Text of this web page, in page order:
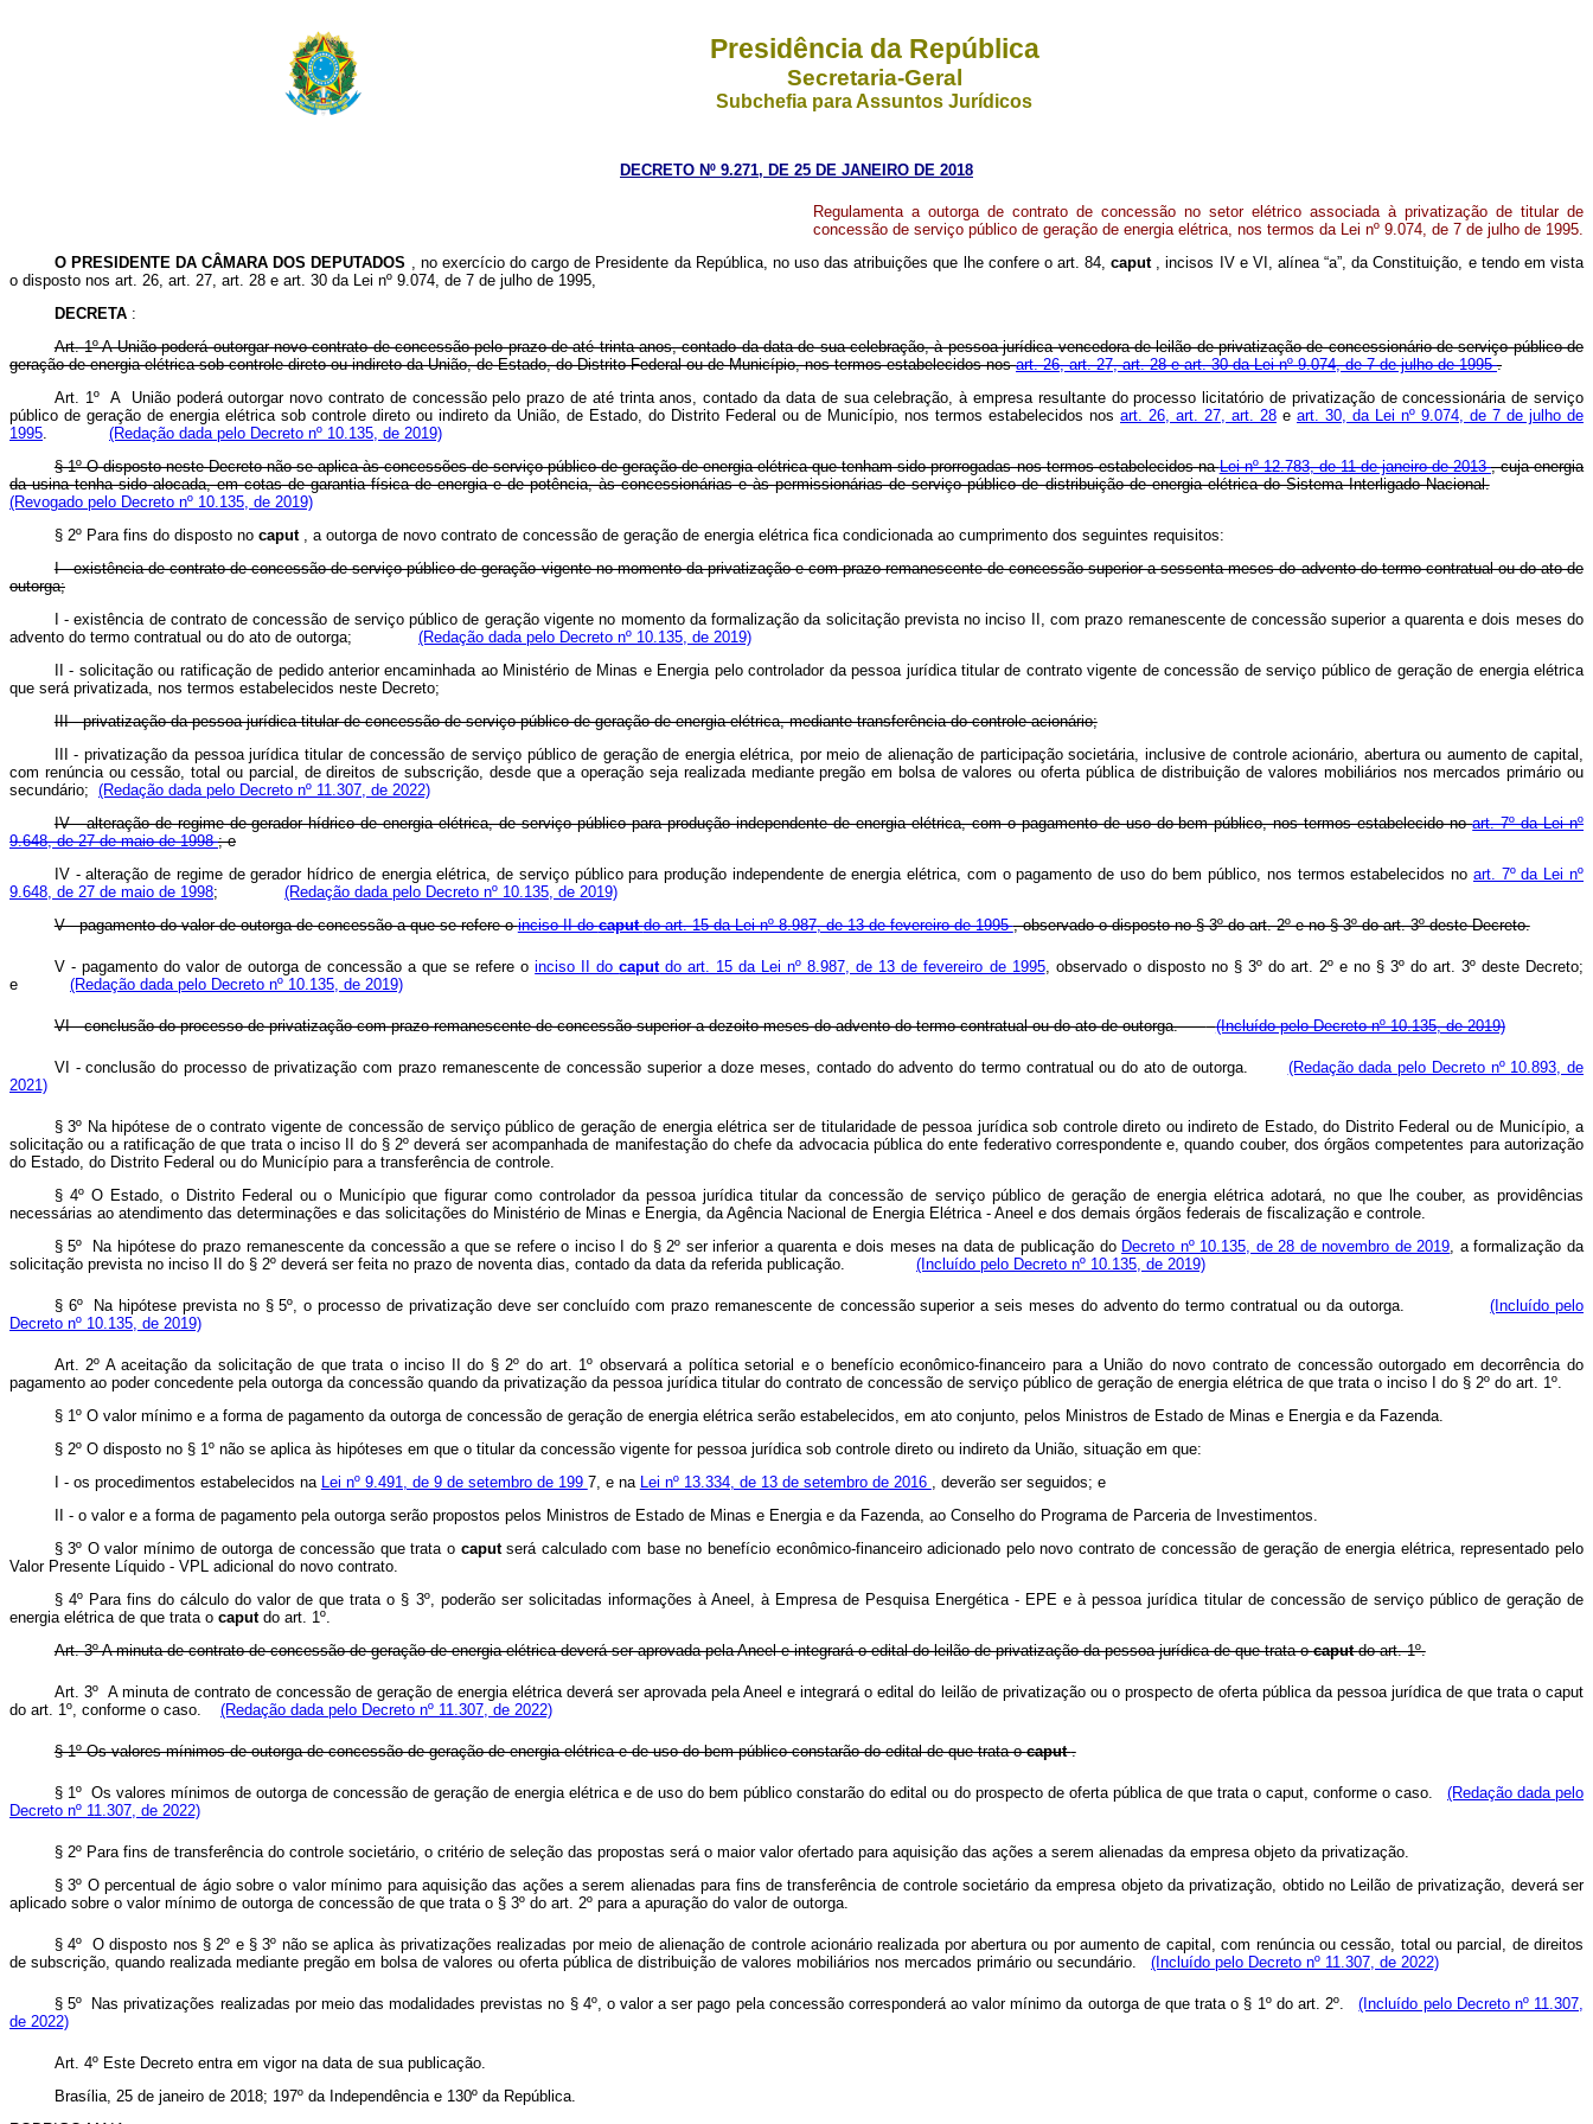
Presidência da República
Secretaria-Geral
Subchefia para Assuntos Jurídicos
DECRETO Nº 9.271, DE 25 DE JANEIRO DE 2018
Regulamenta a outorga de contrato de concessão no setor elétrico associada à privatização de titular de
concessão de serviço público de geração de energia elétrica, nos termos da Lei nº 9.074, de 7 de julho de 1995.
O PRESIDENTE DA CÂMARA DOS DEPUTADOS , no exercício do cargo de Presidente da República, no uso das atribuições que lhe confere o art. 84,caput , incisos IV e VI, alínea “a”, da Constituição, e tendo em vista
o disposto nos art. 26, art. 27, art. 28 e art. 30 da Lei nº 9.074, de 7 de julho de 1995,
DECRETA :
Art. 1º A União poderá outorgar novo contrato de concessão pelo prazo de até trinta anos, contado da data de sua celebração, à pessoa jurídica vencedora de leilão de privatização de concessionário de serviço público de
geração de energia elétrica sob controle direto ou indireto da União, de Estado, do Distrito Federal ou de Município, nos termos estabelecidos nosart. 26, art. 27, art. 28 e art. 30 da Lei nº 9.074, de 7 de julho de 1995.
Art. 1º A União poderá outorgar novo contrato de concessão pelo prazo de até trinta anos, contado da data de sua celebração, à empresa resultante do processo licitatório de privatização de concessionária de serviço
público de geração de energia elétrica sob controle direto ou indireto da União, de Estado, do Distrito Federal ou de Município, nos termos estabelecidos nos art. 26, art. 27, art. 28 e art. 30, da Lei nº 9.074, de 7 de julho de
1995.
(Redação dada pelo Decreto nº 10.135, de 2019)
§ 1º O disposto neste Decreto não se aplica às concessões de serviço público de geração de energia elétrica que tenham sido prorrogadas nos termos estabelecidos naLei nº 12.783, de 11 de janeiro de 2013, cuja energia
da usina tenha sido alocada, em cotas de garantia física de energia e de potência, às concessionárias e às permissionárias de serviço público de distribuição de energia elétrica do Sistema Interligado Nacional.
(Revogado pelo Decreto nº 10.135, de 2019)
§ 2º Para fins do disposto no caput , a outorga de novo contrato de concessão de geração de energia elétrica fica condicionada ao cumprimento dos seguintes requisitos:
I - existência de contrato de concessão de serviço público de geração vigente no momento da privatização e com prazo remanescente de concessão superior a sessenta meses do advento do termo contratual ou do ato de
outorga;
I - existência de contrato de concessão de serviço público de geração vigente no momento da formalização da solicitação prevista no inciso II, com prazo remanescente de concessão superior a quarenta e dois meses do
advento do termo contratual ou do ato de outorga;
(Redação dada pelo Decreto nº 10.135, de 2019)
II - solicitação ou ratificação de pedido anterior encaminhada ao Ministério de Minas e Energia pelo controlador da pessoa jurídica titular de contrato vigente de concessão de serviço público de geração de energia elétrica
que será privatizada, nos termos estabelecidos neste Decreto;
III - privatização da pessoa jurídica titular de concessão de serviço público de geração de energia elétrica, mediante transferência do controle acionário;
III - privatização da pessoa jurídica titular de concessão de serviço público de geração de energia elétrica, por meio de alienação de participação societária, inclusive de controle acionário, abertura ou aumento de capital,
com renúncia ou cessão, total ou parcial, de direitos de subscrição, desde que a operação seja realizada mediante pregão em bolsa de valores ou oferta pública de distribuição de valores mobiliários nos mercados primário ou
secundário; (Redação dada pelo Decreto nº 11.307, de 2022)
IV - alteração de regime de gerador hídrico de energia elétrica, de serviço público para produção independente de energia elétrica, com o pagamento de uso do bem público, nos termos estabelecido noart. 7º da Lei nº
9.648, de 27 de maio de 1998; e
IV - alteração de regime de gerador hídrico de energia elétrica, de serviço público para produção independente de energia elétrica, com o pagamento de uso do bem público, nos termos estabelecidos no art. 7º da Lei nº
9.648, de 27 de maio de 1998;
(Redação dada pelo Decreto nº 10.135, de 2019)
V - pagamento do valor de outorga de concessão a que se refere oinciso II docaputdo art. 15 da Lei nº 8.987, de 13 de fevereiro de 1995, observado o disposto no § 3º do art. 2º e no § 3º do art. 3º deste Decreto.
V - pagamento do valor de outorga de concessão a que se refere oinciso II docaputdo art. 15 da Lei nº 8.987, de 13 de fevereiro de 1995, observado o disposto no § 3º do art. 2º e no § 3º do art. 3º deste Decreto;
e
(Redação dada pelo Decreto nº 10.135, de 2019)
VI - conclusão do processo de privatização com prazo remanescente de concessão superior a dezoito meses do advento do termo contratual ou do ato de outorga. (Incluído pelo Decreto nº 10.135, de 2019)
VI - conclusão do processo de privatização com prazo remanescente de concessão superior a doze meses, contado do advento do termo contratual ou do ato de outorga. (Redação dada pelo Decreto nº 10.893, de
2021)
§ 3º Na hipótese de o contrato vigente de concessão de serviço público de geração de energia elétrica ser de titularidade de pessoa jurídica sob controle direto ou indireto de Estado, do Distrito Federal ou de Município, a
solicitação ou a ratificação de que trata o inciso II do § 2º deverá ser acompanhada de manifestação do chefe da advocacia pública do ente federativo correspondente e, quando couber, dos órgãos competentes para autorização
do Estado, do Distrito Federal ou do Município para a transferência de controle.
§ 4º O Estado, o Distrito Federal ou o Município que figurar como controlador da pessoa jurídica titular da concessão de serviço público de geração de energia elétrica adotará, no que lhe couber, as providências
necessárias ao atendimento das determinações e das solicitações do Ministério de Minas e Energia, da Agência Nacional de Energia Elétrica - Aneel e dos demais órgãos federais de fiscalização e controle.
§ 5º Na hipótese do prazo remanescente da concessão a que se refere o inciso I do § 2º ser inferior a quarenta e dois meses na data de publicação do Decreto nº 10.135, de 28 de novembro de 2019, a formalização da
solicitação prevista no inciso II do § 2º deverá ser feita no prazo de noventa dias, contado da data da referida publicação.
(Incluído pelo Decreto nº 10.135, de 2019)
§ 6º Na hipótese prevista no § 5º, o processo de privatização deve ser concluído com prazo remanescente de concessão superior a seis meses do advento do termo contratual ou da outorga.
(Incluído pelo
Decreto nº 10.135, de 2019)
Art. 2º A aceitação da solicitação de que trata o inciso II do § 2º do art. 1º observará a política setorial e o benefício econômico-financeiro para a União do novo contrato de concessão outorgado em decorrência do
pagamento ao poder concedente pela outorga da concessão quando da privatização da pessoa jurídica titular do contrato de concessão de serviço público de geração de energia elétrica de que trata o inciso I do § 2º do art. 1º.
§ 1º O valor mínimo e a forma de pagamento da outorga de concessão de geração de energia elétrica serão estabelecidos, em ato conjunto, pelos Ministros de Estado de Minas e Energia e da Fazenda.
§ 2º O disposto no § 1º não se aplica às hipóteses em que o titular da concessão vigente for pessoa jurídica sob controle direto ou indireto da União, situação em que:
I - os procedimentos estabelecidos na Lei nº 9.491, de 9 de setembro de 199 7, e na Lei nº 13.334, de 13 de setembro de 2016 , deverão ser seguidos; e
II - o valor e a forma de pagamento pela outorga serão propostos pelos Ministros de Estado de Minas e Energia e da Fazenda, ao Conselho do Programa de Parceria de Investimentos.
§ 3º O valor mínimo de outorga de concessão que trata o caputserá calculado com base no benefício econômico-financeiro adicionado pelo novo contrato de concessão de geração de energia elétrica, representado pelo
Valor Presente Líquido - VPL adicional do novo contrato.
§ 4º Para fins do cálculo do valor de que trata o § 3º, poderão ser solicitadas informações à Aneel, à Empresa de Pesquisa Energética - EPE e à pessoa jurídica titular de concessão de serviço público de geração de
energia elétrica de que trata o caput do art. 1º.
Art. 3º A minuta de contrato de concessão de geração de energia elétrica deverá ser aprovada pela Aneel e integrará o edital do leilão de privatização da pessoa jurídica de que trata ocaputdo art. 1º.
Art. 3º A minuta de contrato de concessão de geração de energia elétrica deverá ser aprovada pela Aneel e integrará o edital do leilão de privatização ou o prospecto de oferta pública da pessoa jurídica de que trata o caput
do art. 1º, conforme o caso. (Redação dada pelo Decreto nº 11.307, de 2022)
§ 1º Os valores mínimos de outorga de concessão de geração de energia elétrica e de uso do bem público constarão do edital de que trata ocaput.
§ 1º Os valores mínimos de outorga de concessão de geração de energia elétrica e de uso do bem público constarão do edital ou do prospecto de oferta pública de que trata o caput, conforme o caso. (Redação dada pelo
Decreto nº 11.307, de 2022)
§ 2º Para fins de transferência do controle societário, o critério de seleção das propostas será o maior valor ofertado para aquisição das ações a serem alienadas da empresa objeto da privatização.
§ 3º O percentual de ágio sobre o valor mínimo para aquisição das ações a serem alienadas para fins de transferência de controle societário da empresa objeto da privatização, obtido no Leilão de privatização, deverá ser
aplicado sobre o valor mínimo de outorga de concessão de que trata o § 3º do art. 2º para a apuração do valor de outorga.
§ 4º O disposto nos § 2º e § 3º não se aplica às privatizações realizadas por meio de alienação de controle acionário realizada por abertura ou por aumento de capital, com renúncia ou cessão, total ou parcial, de direitos
de subscrição, quando realizada mediante pregão em bolsa de valores ou oferta pública de distribuição de valores mobiliários nos mercados primário ou secundário. (Incluído pelo Decreto nº 11.307, de 2022)
§ 5º Nas privatizações realizadas por meio das modalidades previstas no § 4º, o valor a ser pago pela concessão corresponderá ao valor mínimo da outorga de que trata o § 1º do art. 2º.(Incluído pelo Decreto nº 11.307,
de 2022)
Art. 4º Este Decreto entra em vigor na data de sua publicação.
Brasília, 25 de janeiro de 2018; 197º da Independência e 130º da República.